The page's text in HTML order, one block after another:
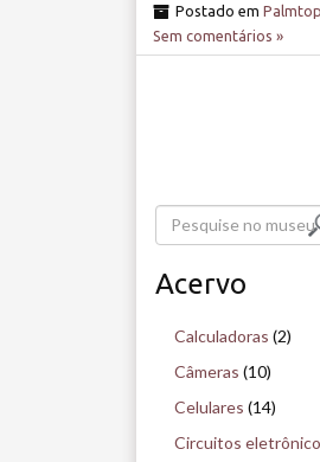
Postado em Palmtop
Sem comentários »
s
Acervo
Calculadoras (2)
Câmeras (10)
Celulares (14)
Circuitos